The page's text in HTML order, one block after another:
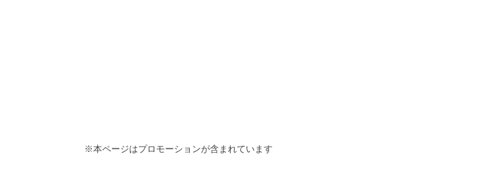
※本ページはプロモーションが含まれています